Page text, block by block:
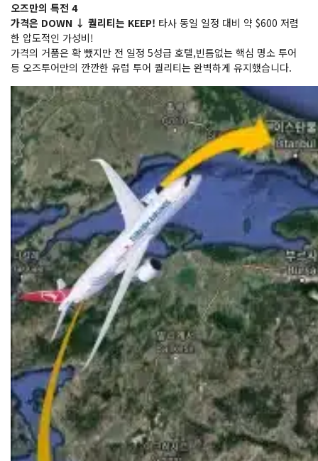
오즈만의 특전 4
가격은 DOWN ↓ 퀄리티는 KEEP! 타사 동일 일정 대비 약 $600 저렴
한 압도적인 가성비!
가격의 거품은 확 뺐지만 전 일정 5성급 호텔,빈틈없는 핵심 명소 투어
등 오즈투어만의 깐깐한 유럽 투어 퀄리티는 완벽하게 유지했습니다.